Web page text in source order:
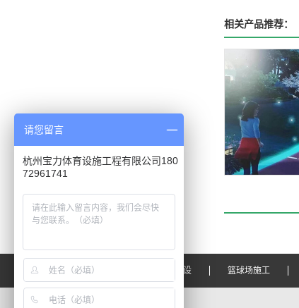
相关产品推荐：
宝力首页 塑胶跑道建设 篮球场施工
请您留言
杭州宝力体育设施工程有限公司180
72961741